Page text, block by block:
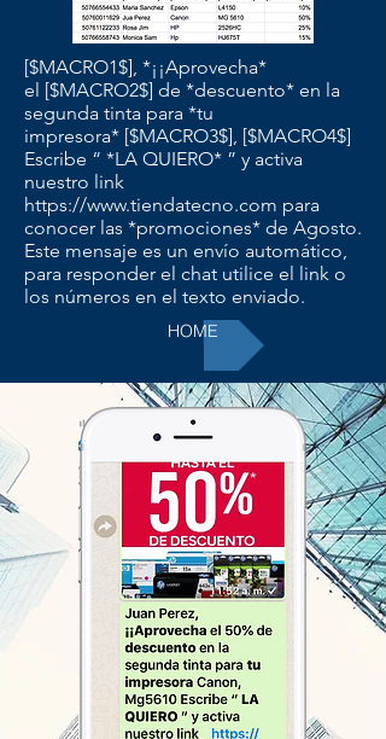
[$MACRO1$], *¡¡Aprovecha*
el [$MACRO2$] de *descuento* en la
segunda tinta para *tu
impresora* [$MACRO3$], [$MACRO4$]
Escribe “ *LA QUIERO* ” y activa
nuestro link
https://www.tiendatecno.com para
conocer las *promociones* de Agosto.
Este mensaje es un envío automático,
para responder el chat utilice el link o
los números en el texto enviado.
HOME